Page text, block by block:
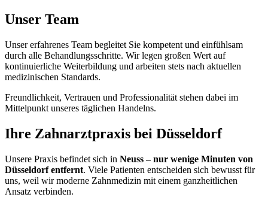
Unser Team
Unser erfahrenes Team begleitet Sie kompetent und einfühlsam
durch alle Behandlungsschritte. Wir legen großen Wert auf
kontinuierliche Weiterbildung und arbeiten stets nach aktuellen
medizinischen Standards.
Freundlichkeit, Vertrauen und Professionalität stehen dabei im
Mittelpunkt unseres täglichen Handelns.
Ihre Zahnarztpraxis bei Düsseldorf
Unsere Praxis befindet sich in Neuss – nur wenige Minuten von
Düsseldorf entfernt. Viele Patienten entscheiden sich bewusst für
uns, weil wir moderne Zahnmedizin mit einem ganzheitlichen
Ansatz verbinden.